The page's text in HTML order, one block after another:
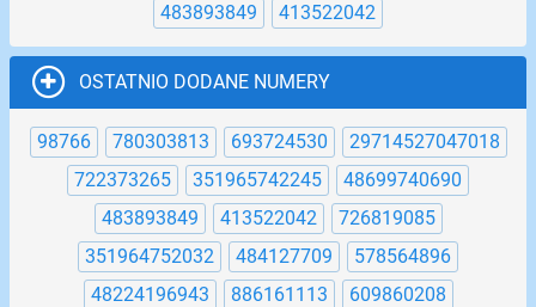
483893849
413522042
OSTATNIO DODANE NUMERY
98766 780303813 693724530
29714527047018
722373265
351965742245
48699740690
483893849
413522042
726819085
351964752032
484127709
578564896
48224196943
886161113
609860208